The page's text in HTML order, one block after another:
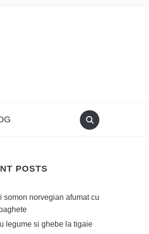
POSTS
somon norvegian afumat cu
legume si ghebe la tigaie